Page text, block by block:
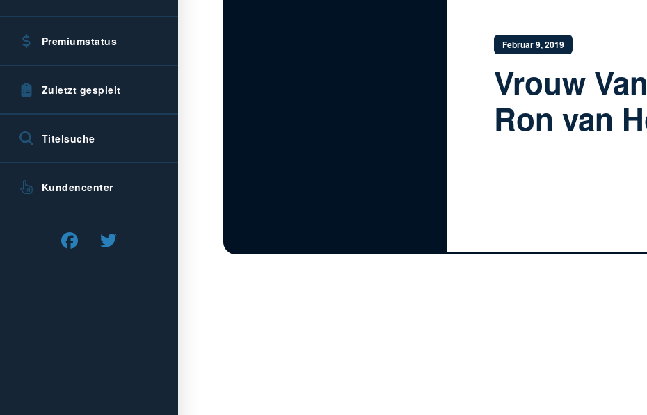
Premiumstatus
Zuletzt gespielt
Titelsuche
Kundencenter
Februar 9, 2019
Vrouw
Ron van